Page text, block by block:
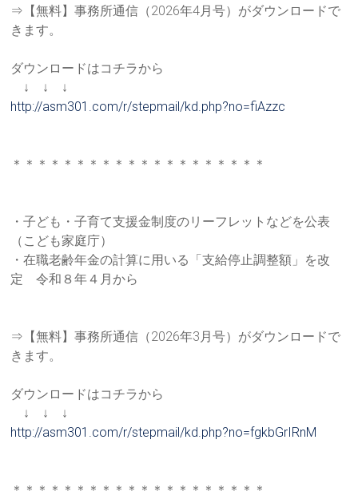
⇒【無料】事務所通信（2026年4月号）がダウンロードで
きます。
ダウンロードはコチラから
↓ ↓ ↓
http://asm301.com/r/stepmail/kd.php?no=fiAzzc
＊＊＊＊＊＊＊＊＊＊＊＊＊＊＊＊＊＊＊＊
・子ども・子育て支援金制度のリーフレットなどを公表
（こども家庭庁）
・在職老齢年金の計算に用いる「支給停止調整額」を改
定 令和８年４月から
⇒【無料】事務所通信（2026年3月号）がダウンロードで
きます。
ダウンロードはコチラから
↓ ↓ ↓
http://asm301.com/r/stepmail/kd.php?no=fgkbGrIRnM
＊＊＊＊＊＊＊＊＊＊＊＊＊＊＊＊＊＊＊＊